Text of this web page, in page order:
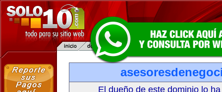
El dueño de este dominio lo